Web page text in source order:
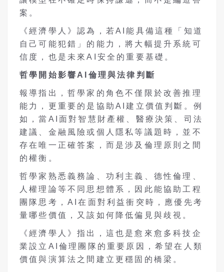
案。
《經濟學人》認為，若AI能具備這種「知道
自己可能犯錯」的能力，將大幅提升系統可
信度，也是未來AI安全的重要基礎。
哲學開始影響AI 倫理與法律判斷
報導指出，哲學家的角色不僅限於改善推理
能力，更重要的是協助AI建立價值判斷。例
如，當AI面對智慧財產權、醫療決策、司法
建議、金融風險或個人隱私等議題時，並不
存在唯一正確答案，而是涉及倫理原則之間
的權衡。
哲學家熟悉義務論、功利主義、德性倫理、
人權理論等不同思想體系，因此能協助工程
團隊思考，AI在面對利益衝突時，應優先考
量哪些價值，又該如何降低偏見與歧視。
《經濟學人》指出，這也是愈來愈多科技企
業設立AI倫理團隊的重要原因，希望在人類
價值與演算法之間建立更穩固的橋梁。